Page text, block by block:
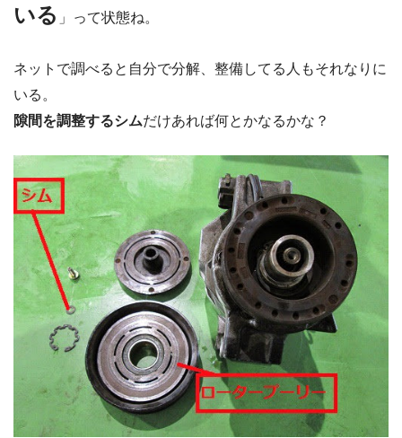
いる 」って状態ね。
ネットで調べると自分で分解、整備してる人もそれなりに
いる。
隙間を調整するシムだけあれば何とかなるかな？